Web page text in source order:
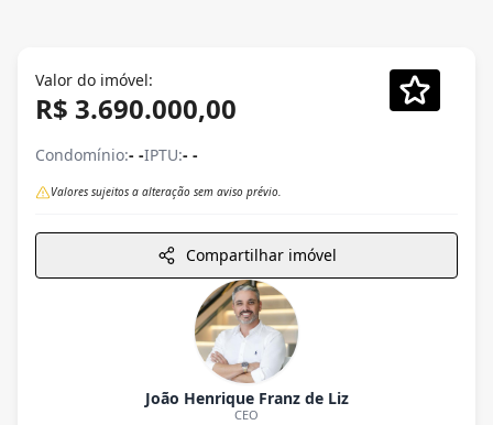
Valor do imóvel:
R$ 3.690.000,00
Condomínio:- -IPTU:- -
Valores sujeitos a alteração sem aviso prévio.
Compartilhar imóvel
João Henrique Franz de Liz
CEO